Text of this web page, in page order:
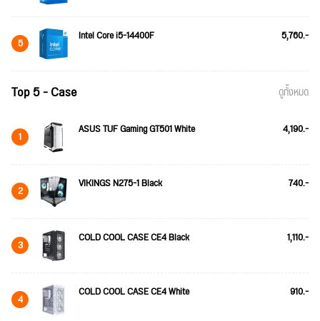
5 Intel Core i5-14400F 5,760.-
Top 5 - Case ดูทั้งหมด
1 ASUS TUF Gaming GT501 White 4,190.-
2 VIKINGS N275-1 Black 740.-
3 COLD COOL CASE CE4 Black 1,110.-
4 COLD COOL CASE CE4 White 910.-